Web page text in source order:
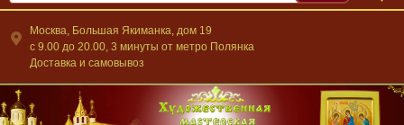
Москва, Большая Якиманка, дом 19
c 9.00 до 20.00, 3 минуты от метро Полянка
Доставка и самовывоз